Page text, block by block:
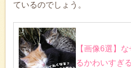
ているのでしょう。
【画像6選】
るかわいすぎ